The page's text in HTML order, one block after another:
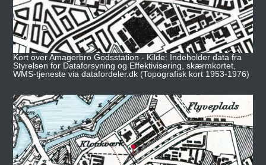
Kort over Amagerbro Godsstation - Kilde: Indeholder data fra
Styrelsen for Dataforsyning og Effektivisering, skærmkortet,
WMS-tjeneste via datafordeler.dk (Topografisk kort 1953-1976)